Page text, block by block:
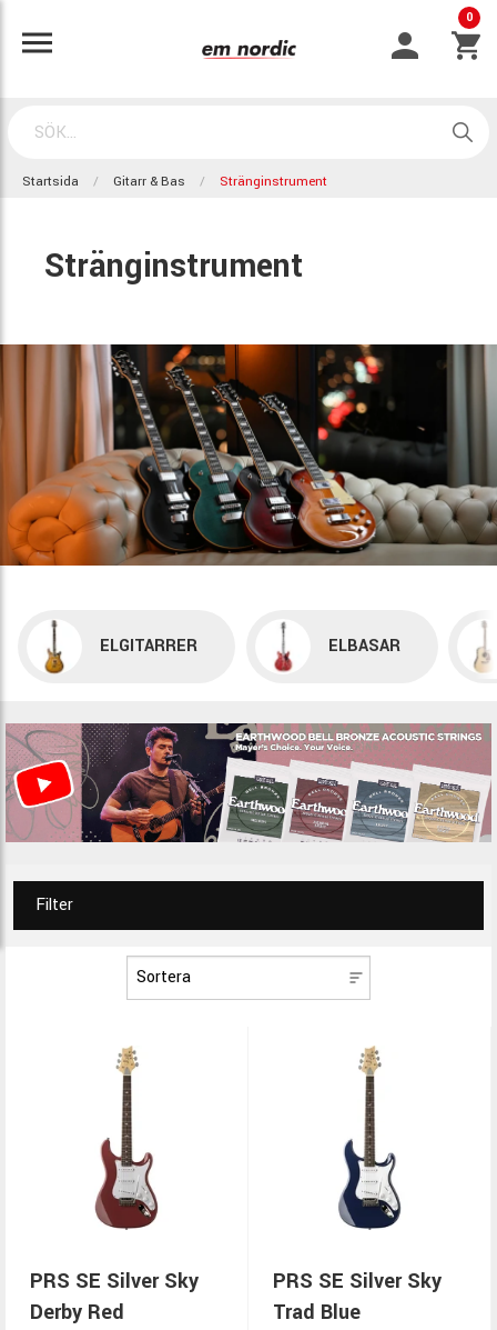
0
Startsida Gitarr & Bas Stränginstrument
Stränginstrument
ELGITARRER ELBASAR
Filter
PRS SE Silver Sky
Derby Red
PRS SE Silver Sky
Trad Blue